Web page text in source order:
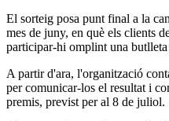
El sorteig posa punt final a la
mes de juny, en què els clients
participar-hi omplint una
A partir d'ara, l'organització
per comunicar-los el resultat i
premis, previst per al 8 de juliol.